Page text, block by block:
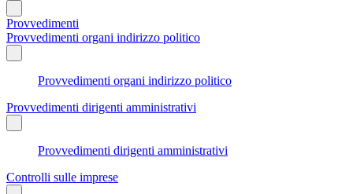
Provvedimenti
Provvedimenti organi indirizzo politico
Provvedimenti organi indirizzo politico
Provvedimenti dirigenti amministrativi
Provvedimenti dirigenti amministrativi
Controlli sulle imprese